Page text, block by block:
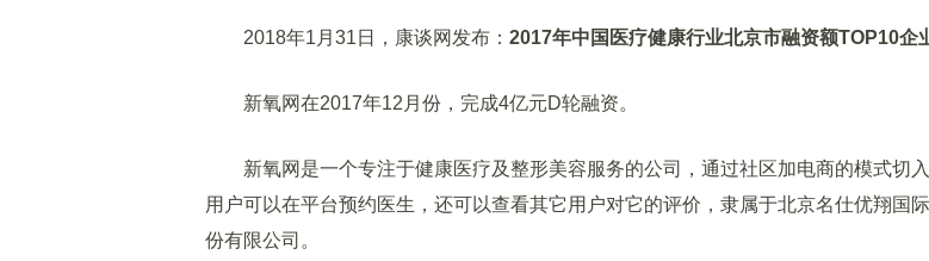
2018年1月31日，康谈网发布： 2017年中国医疗健康行业北京市融资额TOP10企
新氧网在2017年12月份，完成4亿元D轮融资。
新氧网是一个专注于健康医疗及整形美容服务的公司，通过社区加电商的模式切入
用户可以在平台预约医生，还可以查看其它用户对它的评价，隶属于北京名仕优翔国
份有限公司。